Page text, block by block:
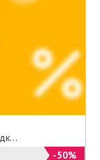
-50%